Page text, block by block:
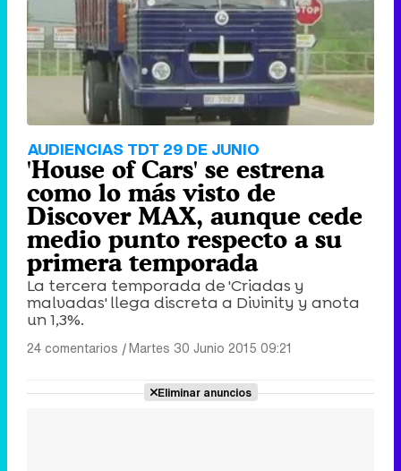
AUDIENCIAS TDT 29 DE JUNIO
'House of Cars' se estrena
como lo más visto de
Discover MAX, aunque cede
medio punto respecto a su
primera temporada
La tercera temporada de 'Criadas y
malvadas' llega discreta a Divinity y anota
un 1,3%.
24 comentarios |Martes 30 Junio 2015 09:21
Eliminar anuncios